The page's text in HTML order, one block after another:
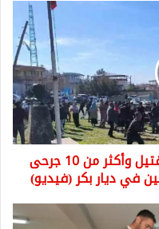
عاجل الانتخابات التركية 2024.. قتيل وأكثر من 10 جرحى
في ديار بكر (فيديو)